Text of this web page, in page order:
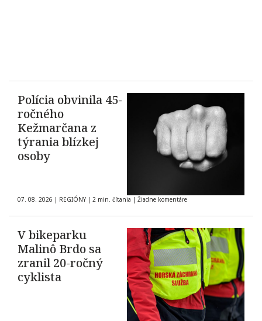
Polícia obvinila 45-
ročného
Kežmarčana z
týrania blízkej
osoby
07. 08. 2026 | REGIÓNY | 2 min. čítania | Žiadne komentáre
V bikeparku
Malinô Brdo sa
zranil 20-ročný
cyklista